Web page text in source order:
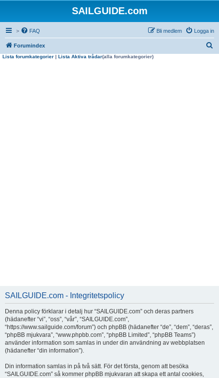
SAILGUIDE.com
> FAQ Logga in
Bli medlem
Forumindex
Lista forumkategorier | Lista Aktiva trådar(alla forumkategorier)
SAILGUIDE.com - Integritetspolicy
Denna policy förklarar i detalj hur “SAILGUIDE.com” och deras partners
(hädanefter “vi”, “oss”, “vår”, “SAILGUIDE.com”,
“https://www.sailguide.com/forum”) och phpBB (hädanefter “de”, “dem”, “deras”,
“phpBB mjukvara”, “www.phpbb.com”, “phpBB Limited”, “phpBB Teams”)
använder information som samlas in under din användning av webbplatsen
(hädanefter “din information”).
Din information samlas in på två sätt. För det första, genom att besöka
“SAILGUIDE.com” så kommer phpBB mjukvaran att skapa ett antal cookies,